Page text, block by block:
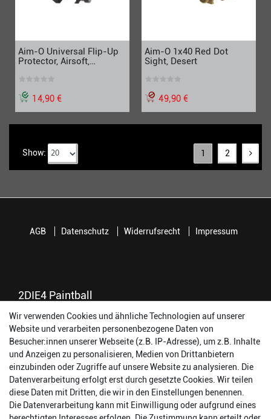
Aim-O Universal Flip-Up
Protector, Airsoft,
14,90 €
Aim-O 1x40 Red Dot
Sight, Desert
49,90 €
Show: 1 2
2DIE4 Paintball
56457 Westerburg
Reinhold-Ferger-Straße 26
order@2die4-sports.com
0 26 63/ 9 68 69 37
Öffnungszeiten
Montag: 14:00 - 17:00 Uhr
AGB Datenschutz Widerrufsrecht Impressum
Wir verwenden Cookies und ähnliche Technologien auf unserer
Website und verarbeiten personenbezogene Daten von
Besucher:innen unserer Webseite (z.B. IP-Adresse), um z.B. Inhalte
und Anzeigen zu personalisieren, Medien von Drittanbietern
einzubinden oder Zugriffe auf unsere Website zu analysieren. Die
Datenverarbeitung erfolgt erst durch gesetzte Cookies. Wir teilen
diese Daten mit Dritten, die wir in den Einstellungen benennen.
Die Datenverarbeitung kann mit Einwilligung oder aufgrund eines